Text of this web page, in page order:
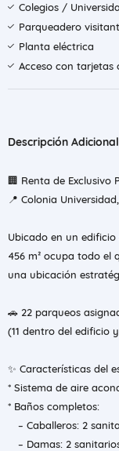
Colegios /
Parqueadero
Planta eléctrica
Acceso con tarjetas
Descripción
🏢 Renta de Exclusivo
📍 Colonia
Ubicado en un
456 m² ocupa todo el
una ubicación
🚗 22 parqueos
(11 dentro del edificio
✨ Características del
* Sistema de aire
* Baños completos:
– Caballeros: 2
– Damas: 2